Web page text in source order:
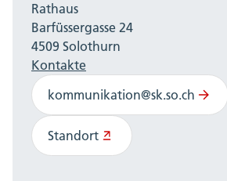
Rathaus
Barfüssergasse 24
4509 Solothurn
Kontakte
kommunikation@sk.so.ch
Standort